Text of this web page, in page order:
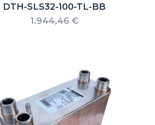
Produkte im Warenkorb.
DTH-SLS32-100-TL-BB
1.944,46 €